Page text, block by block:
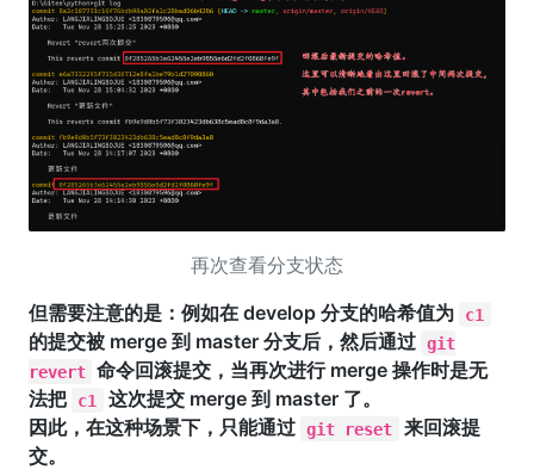
再次查看分支状态
但需要注意的是：例如在 develop 分支的哈希值为
c1
的提交被 merge 到 master 分支后，然后通过 git
revert 命令回滚提交，当再次进行 merge 操作时是无
法把
c1
这次提交 merge 到 master 了。
因此，在这种场景下，只能通过 git reset
来回滚提
交。